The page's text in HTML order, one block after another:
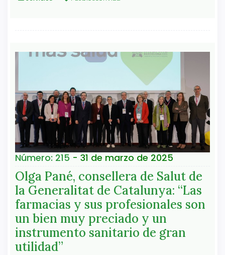
Número: 215 - 31 de marzo de 2025
Olga Pané, consellera de Salut de
la Generalitat de Catalunya: “Las
farmacias y sus profesionales son
un bien muy preciado y un
instrumento sanitario de gran
utilidad”